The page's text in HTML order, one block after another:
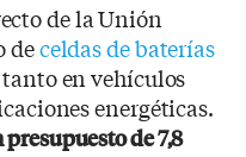
de la Unión
deceldas de baterías
en vehículos
energéticas.
de 7,8